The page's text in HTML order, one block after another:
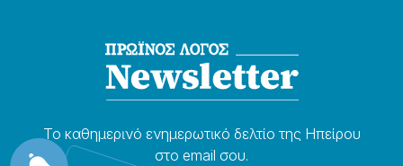
Το καθημερɩνό ενημερωτɩκό δελτίο της Ηπείρου
στο email σου.